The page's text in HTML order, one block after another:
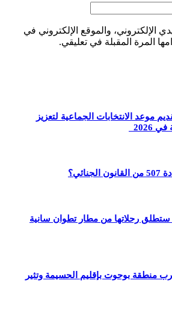
الإلكتروني، والموقع الإلكتروني في
المرة المقبلة في تعليقي.
موعد الانتخابات الجماعية لتعزيز
2026
رحلاتها من مطار تطوان سانية
منطقة بوحوت بإقليم الحسيمة وتثير